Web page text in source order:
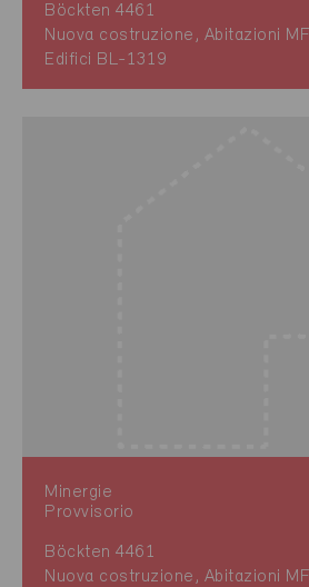
Böckten 4461
Nuova costruzione, Abitazioni MF
Edifici BL-1319
Minergie
Provvisorio
Böckten 4461
Nuova costruzione, Abitazioni MF